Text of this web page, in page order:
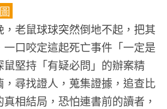
圖
老鼠球球突然倒地不起，把其
口咬定這起死亡事件「一定是
堅持「有疑必問」的辦案精
尋找證人，蒐集證據，追查比
相結局，恐怕連書前的讀者，